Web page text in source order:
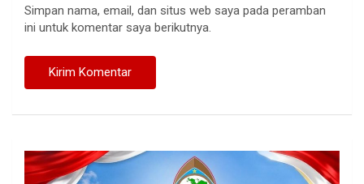
Simpan nama, email, dan situs web saya pada peramban
ini untuk komentar saya berikutnya.